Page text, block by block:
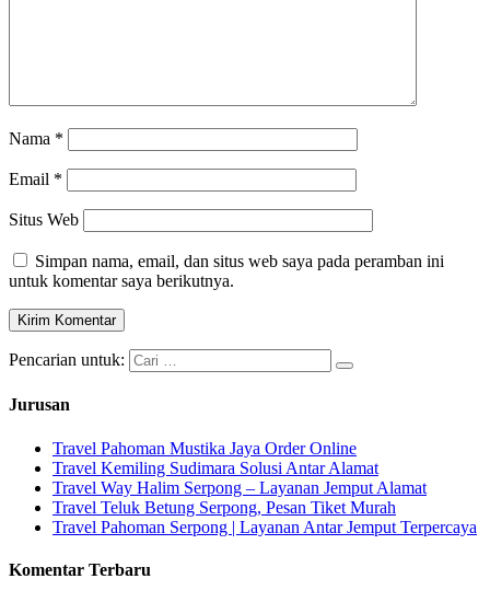
Nama *
Email *
Situs Web
Simpan nama, email, dan situs web saya pada peramban ini
untuk komentar saya berikutnya.
Pencarian untuk:
Jurusan
Travel Pahoman Mustika Jaya Order Online
Travel Kemiling Sudimara Solusi Antar Alamat
Travel Way Halim Serpong – Layanan Jemput Alamat
Travel Teluk Betung Serpong, Pesan Tiket Murah
Travel Pahoman Serpong | Layanan Antar Jemput Terpercaya
Komentar Terbaru